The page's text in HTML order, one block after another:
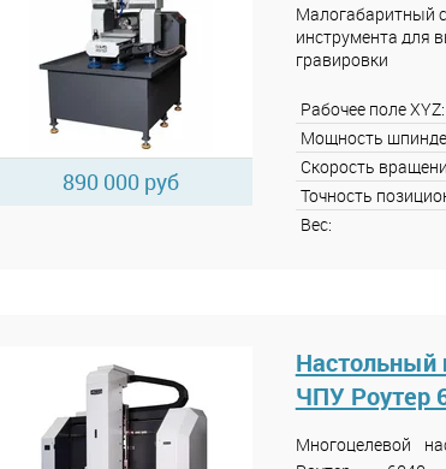
890 000 руб
Малогабаритный
инструмента для
гравировки
Рабочее поле XYZ:
Мощность
Скорость
Точность
Вес:
Настольный
ЧПУ Роутер
Многоцелевой